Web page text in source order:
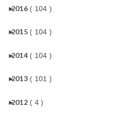
►
2016 ( 104 )
►
2015 ( 104 )
►
2014 ( 104 )
►
2013 ( 101 )
►
2012 ( 4 )